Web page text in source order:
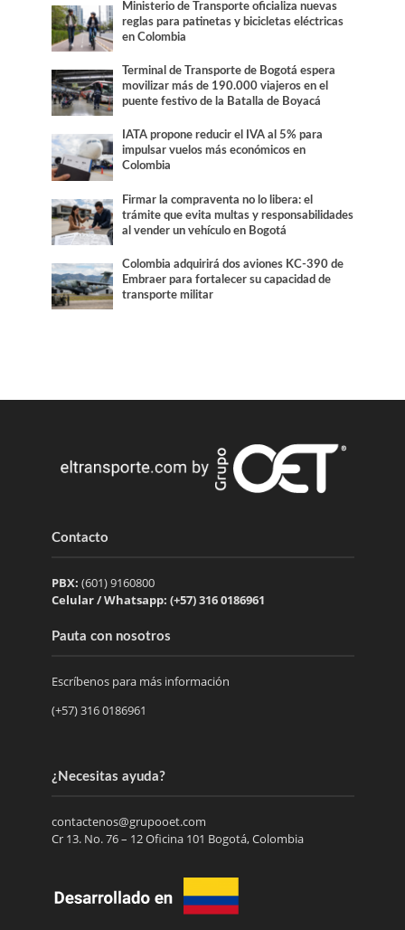
Ministerio de Transporte oficializa nuevas
reglas para patinetas y bicicletas eléctricas
en Colombia
Terminal de Transporte de Bogotá espera
movilizar más de 190.000 viajeros en el
puente festivo de la Batalla de Boyacá
IATA propone reducir el IVA al 5% para
impulsar vuelos más económicos en
Colombia
Firmar la compraventa no lo libera: el
trámite que evita multas y responsabilidades
al vender un vehículo en Bogotá
Colombia adquirirá dos aviones KC-390 de
Embraer para fortalecer su capacidad de
transporte militar
Contacto
PBX: (601) 9160800
Celular / Whatsapp: (+57) 316 0186961
Pauta con nosotros
Escríbenos para más información
(+57) 316 0186961
¿Necesitas ayuda?
contactenos@grupooet.com
Cr 13. No. 76 – 12 Oficina 101 Bogotá, Colombia